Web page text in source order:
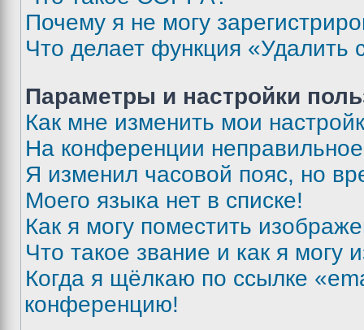
Почему я не могу
Что делает функция «Удалить
Параметры и настройки
Как мне изменить мои
На конференции
Я изменил часовой пояс, но
Моего языка нет в списке!
Как я могу поместить
Что такое звание и как я могу
Когда я щёлкаю по ссылке
конференцию!